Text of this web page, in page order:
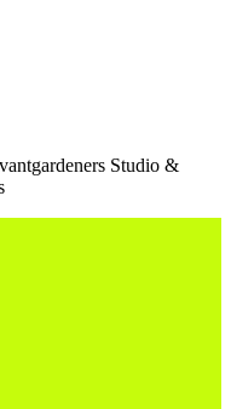
Studio &